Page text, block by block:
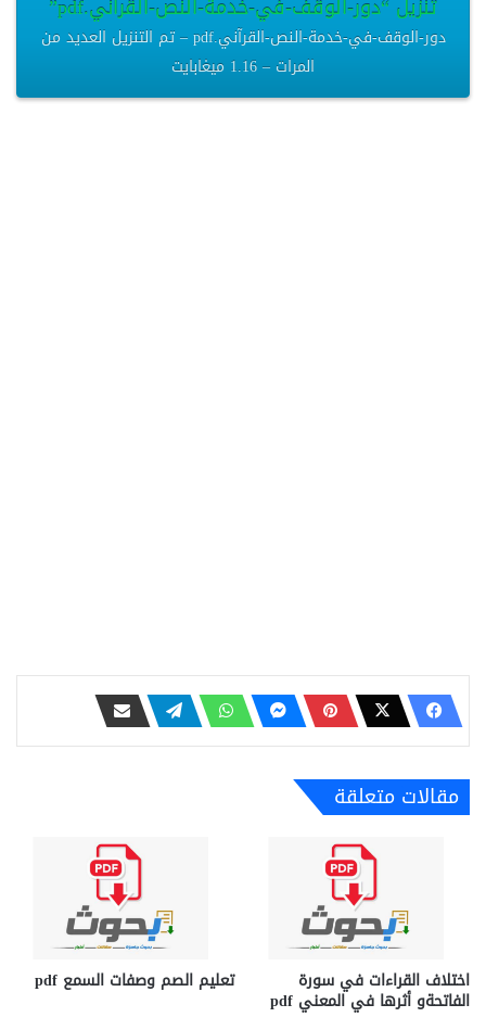
تنزيل “دور-الوقف-في-خدمة-النص-القرآني.pdf”
دور-الوقف-في-خدمة-النص-القرآني.pdf – تم التنزيل العديد من
المرات – 1.16 ميغابايت
مقالات متعلقة
اختلاف القراءات في سورة
الفاتحةو أثرها في المعني pdf
تعليم الصم وصفات السمع pdf